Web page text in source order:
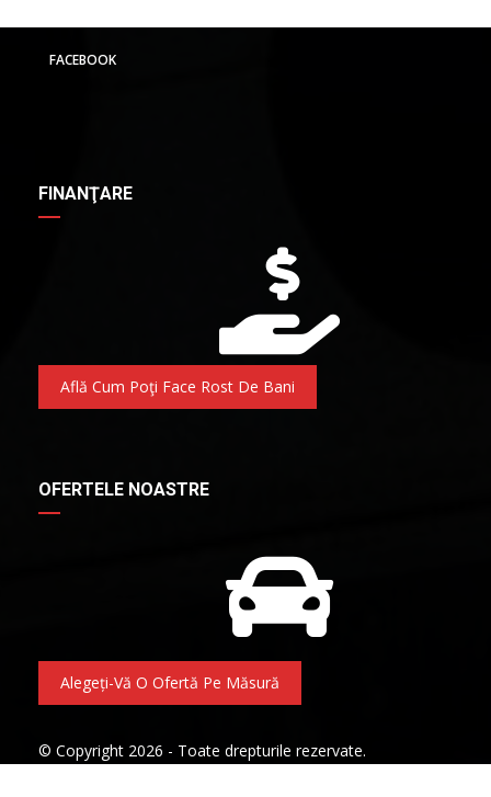
FACEBOOK
FINANŢARE
Află Cum Poţi Face Rost De Bani
OFERTELE NOASTRE
Alegeți-Vă O Ofertă Pe Măsură
© Copyright 2026 - Toate drepturile rezervate.